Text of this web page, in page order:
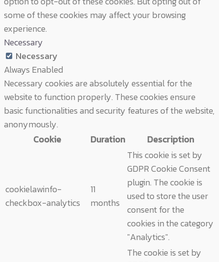
some of these cookies may affect your browsing
experience.
Necessary
Necessary
Always Enabled
Necessary cookies are absolutely essential for the
website to function properly. These cookies ensure
basic functionalities and security features of the website,
anonymously.
Cookie
Duration Description
cookielawinfo-
checkbox-analytics
11
months
This cookie is set by
GDPR Cookie Consent
plugin. The cookie is
used to store the user
consent for the
cookies in the category
"Analytics".
The cookie is set by